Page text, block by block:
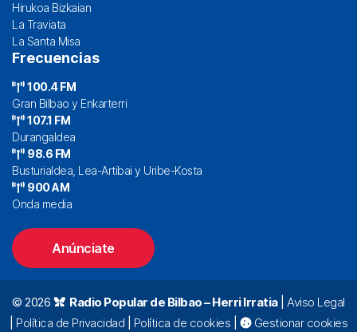
Hirukoa Bizkaian
La Traviata
La Santa Misa
Frecuencias
100.4 FM
Gran Bilbao y Enkarterri
107.1 FM
Durangaldea
98.6 FM
Busturialdea, Lea-Artibai y Uribe-Kosta
900 AM
Onda media
Anúnciate
© 2026 Radio Popular de Bilbao – Herri Irratia|Aviso Legal
Política de Privacidad Política de cookies Gestionar cookies